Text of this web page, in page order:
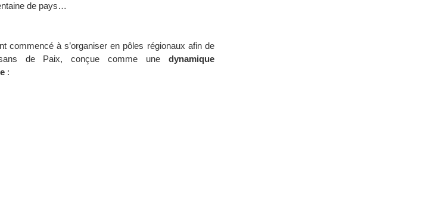
de pays…
commencé à s’organiser en pôles régionaux afin de
de Paix, conçue comme une dynamique
: